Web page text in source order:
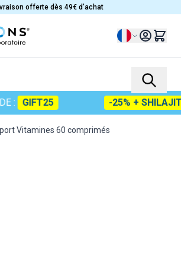
offerte dès 49€ d'achat
Langue
: GIFT25 -25% + SHILAJIT
Vitamines 60 comprimés